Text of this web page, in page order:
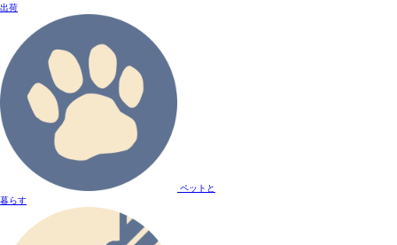
出荷
ペットと
暮らす